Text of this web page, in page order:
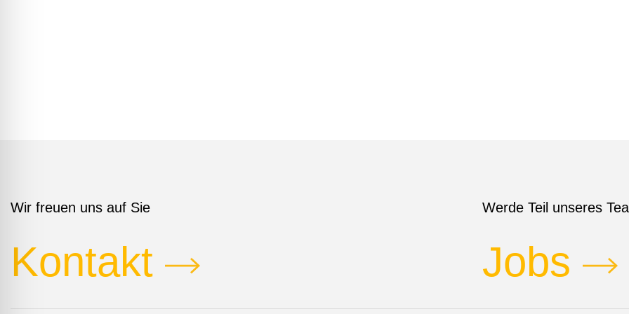
Wir freuen uns auf Sie
Kontakt
Werde Teil unseres
Jobs